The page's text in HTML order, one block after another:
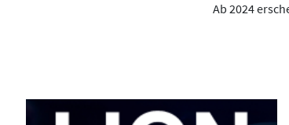
Ab 2024